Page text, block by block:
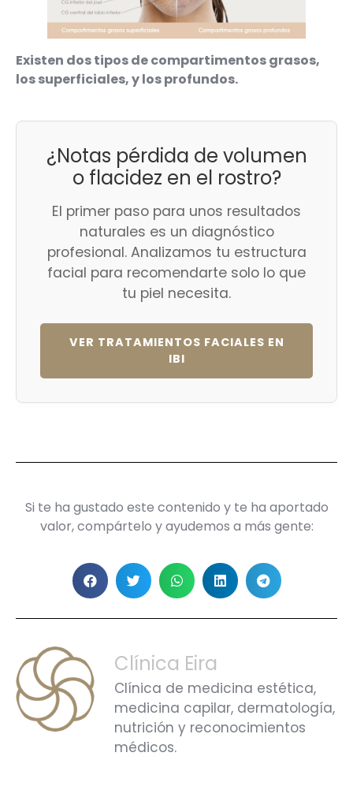
Existen dos tipos de compartimentos grasos,
los superficiales, y los profundos.
¿Notas pérdida de volumen
o flacidez en el rostro?
El primer paso para unos resultados
naturales es un diagnóstico
profesional. Analizamos tu estructura
facial para recomendarte solo lo que
tu piel necesita.
VER TRATAMIENTOS FACIALES EN
IBI
Si te ha gustado este contenido y te ha aportado
valor, compártelo y ayudemos a más gente:
Clínica Eira
Clínica de medicina estética,
medicina capilar, dermatología,
nutrición y reconocimientos
médicos.